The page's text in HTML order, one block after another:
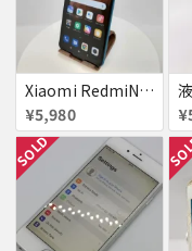
Xiaomi RedmiNote9S SIMフリー 863954040594602
¥5,980
SOLD